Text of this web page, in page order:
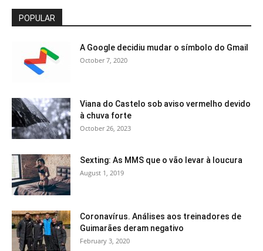
POPULAR
A Google decidiu mudar o símbolo do Gmail
October 7, 2020
Viana do Castelo sob aviso vermelho devido
à chuva forte
October 26, 2023
Sexting: As MMS que o vão levar à loucura
August 1, 2019
Coronavírus. Análises aos treinadores de
Guimarães deram negativo
February 3, 2020